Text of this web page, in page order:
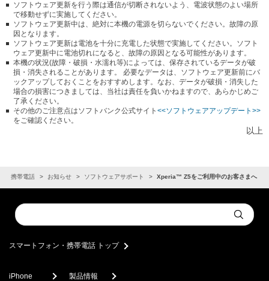
ソフトウェア更新を行う際は通信が切断されないよう、電波状態のよい場所
で移動せずに実施してください。
ソフトウェア更新中は、絶対に本機の電源を切らないでください。故障の原
因となります。
ソフトウェア更新は電池を十分に充電した状態で実施してください。ソフト
ウェア更新中に電池切れになると、故障の原因となる可能性があります。
本機の状況(故障・破損・水濡れ等)によっては、保存されているデータが破
損・消失されることがあります。 必要なデータは、ソフトウェア更新前にバ
ックアップしておくことをおすすめします。なお、データが破損・消失した
場合の損害につきましては、当社は責任を負いかねますので、あらかじめご
了承ください。
その他のご注意点はソフトバンク公式サイト <<ソフトウェアアップデート>>
をご確認ください。
以上
・携帯電話 お知らせ ソフトウェアサポート Xperia™ Z5をご利用中のお客さまへ
Conduct
a
Submit
スマートフォン・携帯電話 トップ
iPhone 製品情報